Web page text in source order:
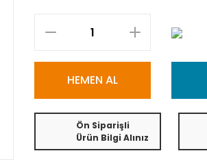
HEMEN AL
Ön Siparişli
Ürün Bilgi Alınız